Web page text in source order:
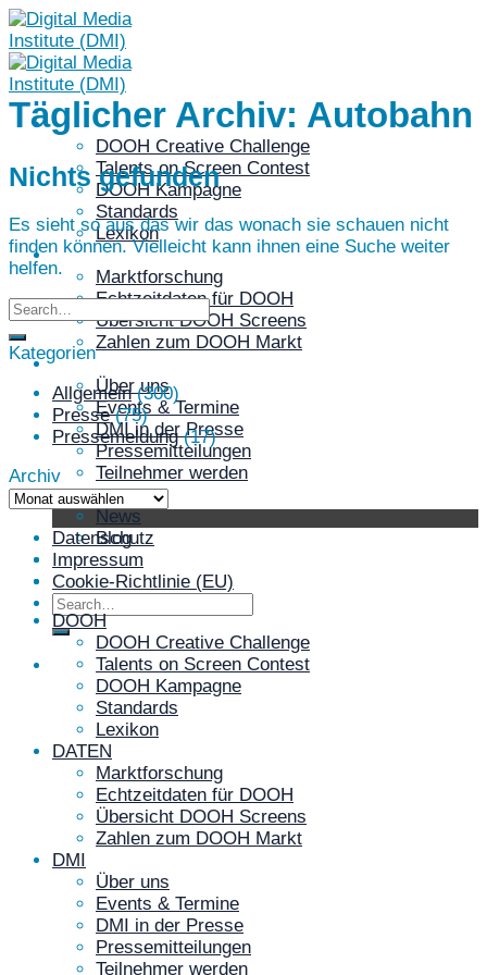
Skip
to
content
DOOH
DOOH Creative Challenge
Talents on Screen Contest
DOOH Kampagne
Standards
Lexikon
DATEN
Marktforschung
Echtzeitdaten für DOOH
Übersicht DOOH Screens
Zahlen zum DOOH Markt
DMI
Über uns
Events & Termine
DMI in der Presse
Pressemitteilungen
Teilnehmer werden
NEWS
News
Blog
Kontakt
Login
Täglicher Archiv: Autobahn
Nichts gefunden
Es sieht so aus das wir das wonach sie schauen nicht
finden können. Vielleicht kann ihnen eine Suche weiter
helfen.
Kategorien
Allgemein(300)
Presse(75)
Pressemeldung(17)
Archiv
Archiv
Datenschutz
Impressum
Cookie-Richtlinie (EU)
DOOH
DOOH Creative Challenge
Talents on Screen Contest
DOOH Kampagne
Standards
Lexikon
DATEN
Marktforschung
Echtzeitdaten für DOOH
Übersicht DOOH Screens
Zahlen zum DOOH Markt
DMI
Über uns
Events & Termine
DMI in der Presse
Pressemitteilungen
Teilnehmer werden